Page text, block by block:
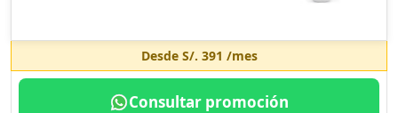
Desde S/. 391 /mes
Consultar promoción